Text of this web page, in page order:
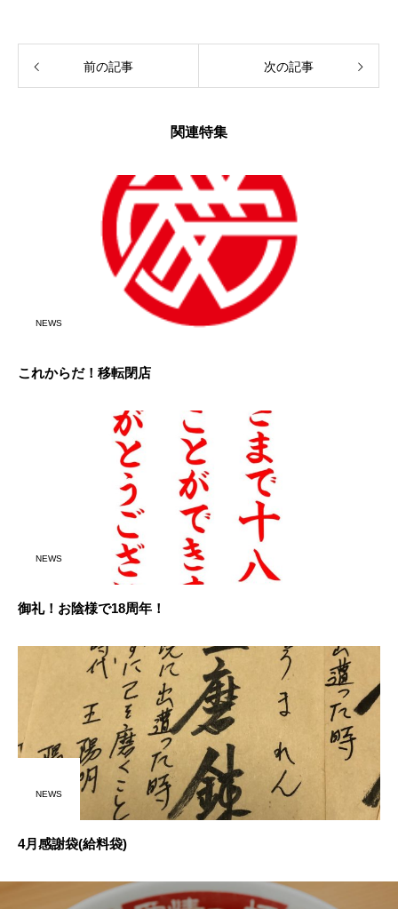
前の記事 次の記事
関連特集
NEWS
これからだ！移転閉店
NEWS
御礼！お陰様で18周年！
NEWS
4月感謝袋(給料袋)